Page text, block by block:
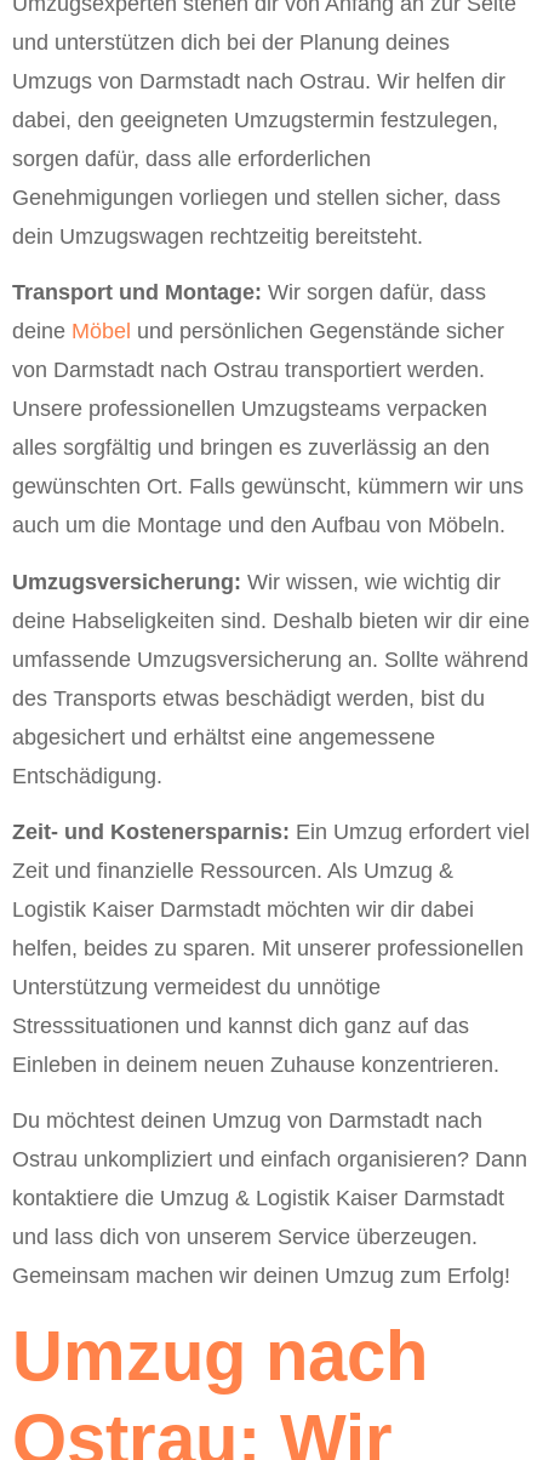
und unterstützen dich bei der Planung deines
Umzugs von Darmstadt nach Ostrau. Wir helfen dir
dabei, den geeigneten Umzugstermin festzulegen,
sorgen dafür, dass alle erforderlichen
Genehmigungen vorliegen und stellen sicher, dass
dein Umzugswagen rechtzeitig bereitsteht.
Transport und Montage: Wir sorgen dafür, dass
deine Möbel und persönlichen Gegenstände sicher
von Darmstadt nach Ostrau transportiert werden.
Unsere professionellen Umzugsteams verpacken
alles sorgfältig und bringen es zuverlässig an den
gewünschten Ort. Falls gewünscht, kümmern wir uns
auch um die Montage und den Aufbau von Möbeln.
Umzugsversicherung: Wir wissen, wie wichtig dir
deine Habseligkeiten sind. Deshalb bieten wir dir eine
umfassende Umzugsversicherung an. Sollte während
des Transports etwas beschädigt werden, bist du
abgesichert und erhältst eine angemessene
Entschädigung.
Zeit- und Kostenersparnis: Ein Umzug erfordert viel
Zeit und finanzielle Ressourcen. Als Umzug &
Logistik Kaiser Darmstadt möchten wir dir dabei
helfen, beides zu sparen. Mit unserer professionellen
Unterstützung vermeidest du unnötige
Stresssituationen und kannst dich ganz auf das
Einleben in deinem neuen Zuhause konzentrieren.
Du möchtest deinen Umzug von Darmstadt nach
Ostrau unkompliziert und einfach organisieren? Dann
kontaktiere die Umzug & Logistik Kaiser Darmstadt
und lass dich von unserem Service überzeugen.
Gemeinsam machen wir deinen Umzug zum Erfolg!
Umzug nach
Ostrau: Wir